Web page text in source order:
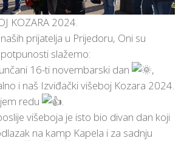
KOZARA 2024.
prijatelja u Prijedoru, Oni su
slažemo:
16-ti novembarski dan
,
i naš Izviđački višeboj Kozara 2024.
redu
.
višeboja je isto bio divan dan koji
na kamp Kapela i za sadnju